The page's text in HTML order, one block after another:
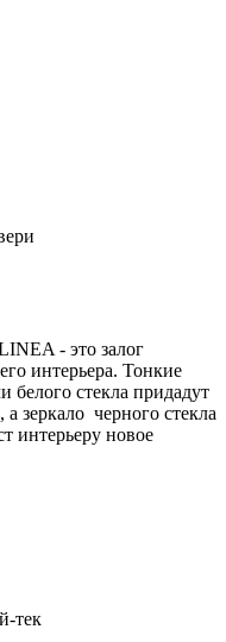
- это залог
интерьера. Тонкие
белого стекла придадут
зеркало черного стекла
интерьеру новое
тек